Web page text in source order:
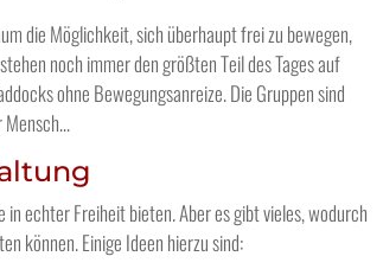
die Möglichkeit, sich überhaupt frei zu bewegen,
noch immer den größten Teil des Tages auf
ohne Bewegungsanreize. Die Gruppen sind
Mensch…
echter Freiheit bieten. Aber es gibt vieles, wodurch
können. Einige Ideen hierzu sind: